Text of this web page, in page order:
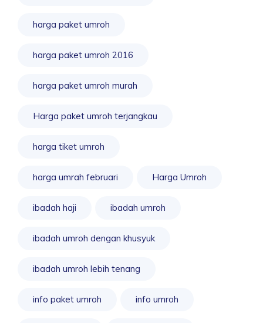
harga paket umroh
harga paket umroh 2016
harga paket umroh murah
Harga paket umroh terjangkau
harga tiket umroh
harga umrah februari Harga Umroh
ibadah haji ibadah umroh
ibadah umroh dengan khusyuk
ibadah umroh lebih tenang
info paket umroh info umroh